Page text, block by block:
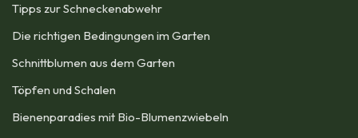
Tipps zur Schneckenabwehr
Die richtigen Bedingungen im Garten
Schnittblumen aus dem Garten
Töpfen und Schalen
Bienenparadies mit Bio-Blumenzwiebeln